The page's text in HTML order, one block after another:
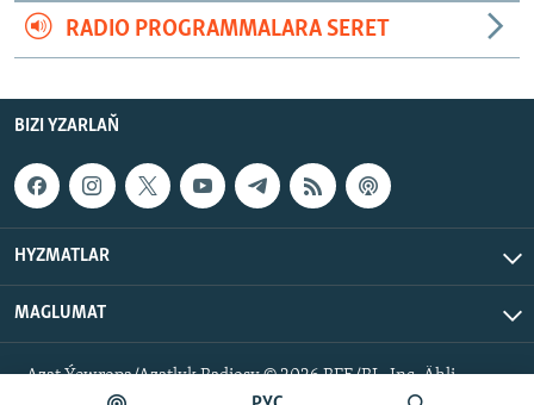
RADIO PROGRAMMALARA SERET
BIZI YZARLAŇ
HYZMATLAR
MAGLUMAT
Azat Ýewropa/Azatlyk Radiosy © 2026 RFE/RL, Inc. Ähli
hukuklar goralan.